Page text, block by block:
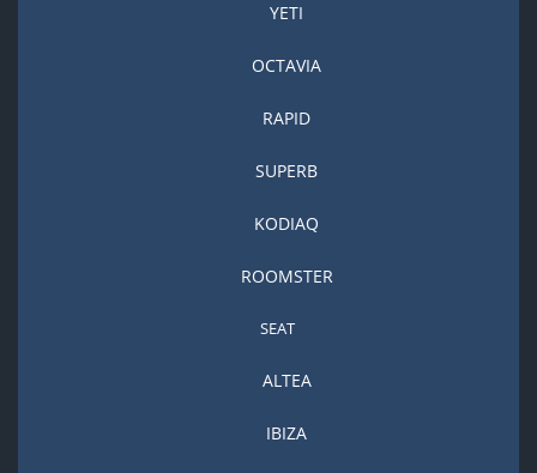
YETI
OCTAVIA
RAPID
SUPERB
KODIAQ
ROOMSTER
SEAT
ALTEA
IBIZA